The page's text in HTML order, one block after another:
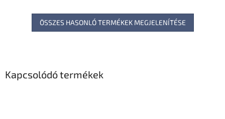
Kapcsolódó termékek
ÖSSZES HASONLÓ TERMÉKEK MEGJELENÍTÉSE